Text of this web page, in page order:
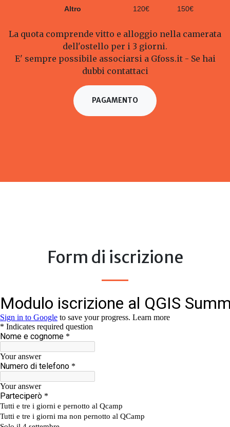
Altro 120€ 150€
La quota comprende vitto e alloggio nella camerata
dell'ostello per i 3 giorni.
E' sempre possibile associarsi a Gfoss.it - Se hai
dubbi contattaci
PAGAMENTO
Form di iscrizione